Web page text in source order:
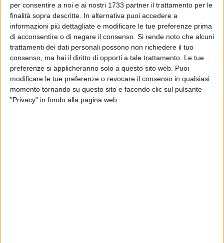
per consentire a noi e ai nostri 1733 partner il trattamento per le
finalità sopra descritte. In alternativa puoi accedere a
informazioni più dettagliate e modificare le tue preferenze prima
di acconsentire o di negare il consenso. Si rende noto che alcuni
trattamenti dei dati personali possono non richiedere il tuo
consenso, ma hai il diritto di opporti a tale trattamento. Le tue
preferenze si applicheranno solo a questo sito web. Puoi
modificare le tue preferenze o revocare il consenso in qualsiasi
momento tornando su questo sito e facendo clic sul pulsante
"Privacy" in fondo alla pagina web.
Topi d'appartamento in azione tra il pomeriggio e la serata di
ieri a Giovinazzo. Sono rimasti a bocca asciutta, però, i
delinquenti che hanno messo a soqquadro un appartamento
al secondo piano in via Dogali: entrati da una finestra non
hanno portato via nulla. I proprietari dell'abitazione, al rientro
a casa, hanno trovato la porta sbarrata dall'interno. E i ladri,
accortisi di essere stati scoperti, hanno rinunciato al colpo e
si sono dati alla fuga prima dell'arrivo dei Carabinieri della
locale Stazione.